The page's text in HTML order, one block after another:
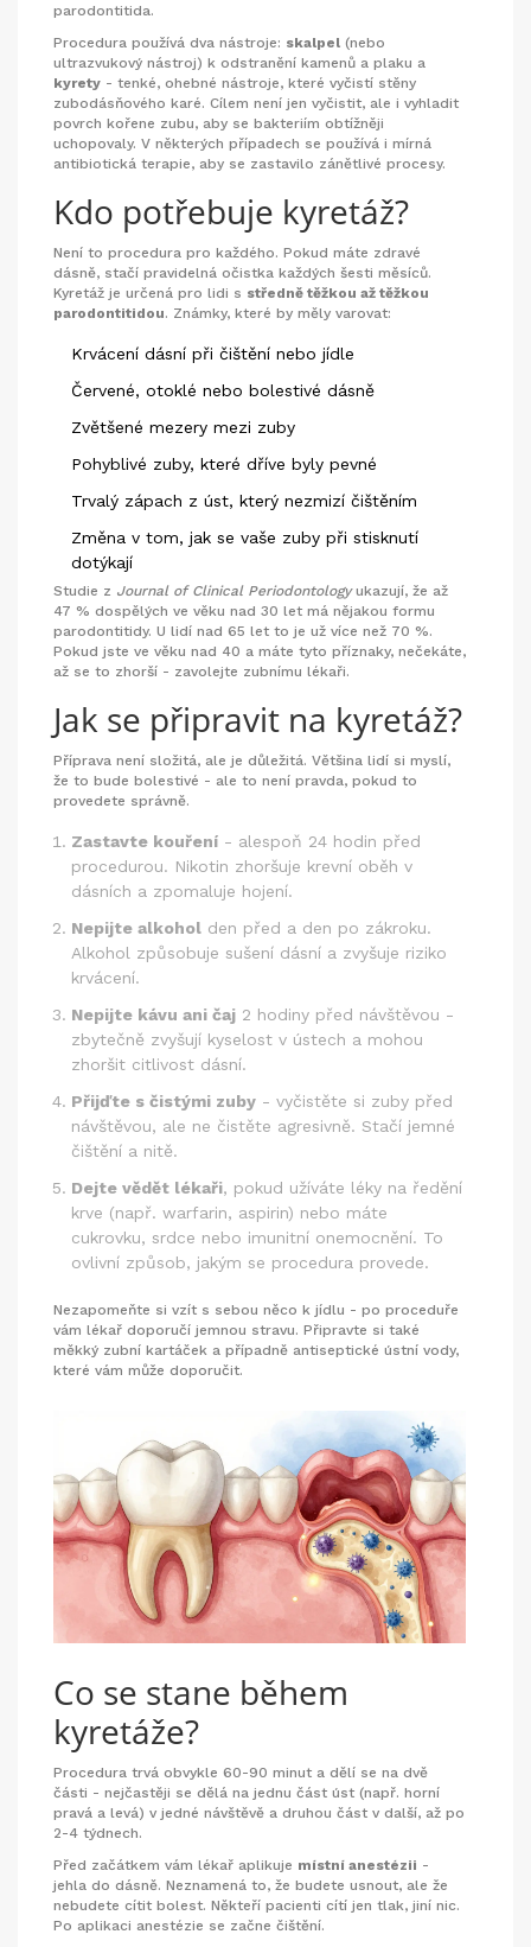
parodontitida.
Procedura používá dva nástroje: skalpel (nebo
ultrazvukový nástroj) k odstranění kamenů a plaku a
kyrety - tenké, ohebné nástroje, které vyčistí stěny
zubodásňového karé. Cílem není jen vyčistit, ale i vyhladit
povrch kořene zubu, aby se bakteriím obtížněji
uchopovaly. V některých případech se používá i mírná
antibiotická terapie, aby se zastavilo zánětlivé procesy.
Kdo potřebuje kyretáž?
Není to procedura pro každého. Pokud máte zdravé
dásně, stačí pravidelná očistka každých šesti měsíců.
Kyretáž je určená pro lidi s středně těžkou až těžkou
parodontitidou. Známky, které by měly varovat:
Krvácení dásní při čištění nebo jídle
Červené, otoklé nebo bolestivé dásně
Zvětšené mezery mezi zuby
Pohyblivé zuby, které dříve byly pevné
Trvalý zápach z úst, který nezmizí čištěním
Změna v tom, jak se vaše zuby při stisknutí
dotýkají
Studie z Journal of Clinical Periodontologyukazují, že až
47 % dospělých ve věku nad 30 let má nějakou formu
parodontitidy. U lidí nad 65 let to je už více než 70 %.
Pokud jste ve věku nad 40 a máte tyto příznaky, nečekáte,
až se to zhorší - zavolejte zubnímu lékaři.
Jak se připravit na kyretáž?
Příprava není složitá, ale je důležitá. Většina lidí si myslí,
že to bude bolestivé - ale to není pravda, pokud to
provedete správně.
Zastavte kouření - alespoň 24 hodin před
procedurou. Nikotin zhoršuje krevní oběh v
dásních a zpomaluje hojení.
Nepijte alkohol den před a den po zákroku.
Alkohol způsobuje sušení dásní a zvyšuje riziko
krvácení.
Nepijte kávu ani čaj 2 hodiny před návštěvou -
zbytečně zvyšují kyselost v ústech a mohou
zhoršit citlivost dásní.
Přijďte s čistými zuby - vyčistěte si zuby před
návštěvou, ale ne čistěte agresivně. Stačí jemné
čištění a nitě.
Dejte vědět lékaři, pokud užíváte léky na ředění
krve (např. warfarin, aspirin) nebo máte
cukrovku, srdce nebo imunitní onemocnění. To
ovlivní způsob, jakým se procedura provede.
Nezapomeňte si vzít s sebou něco k jídlu - po proceduře
vám lékař doporučí jemnou stravu. Připravte si také
měkký zubní kartáček a případně antiseptické ústní vody,
které vám může doporučit.
Co se stane během
kyretáže?
Procedura trvá obvykle 60-90 minut a dělí se na dvě
části - nejčastěji se dělá na jednu část úst (např. horní
pravá a levá) v jedné návštěvě a druhou část v další, až po
2-4 týdnech.
Před začátkem vám lékař aplikuje místní anestézii -
jehla do dásně. Neznamená to, že budete usnout, ale že
nebudete cítit bolest. Někteří pacienti cítí jen tlak, jiní nic.
Po aplikaci anestézie se začne čištění.